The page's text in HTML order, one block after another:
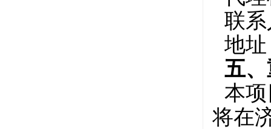
联
地
五
本
将在